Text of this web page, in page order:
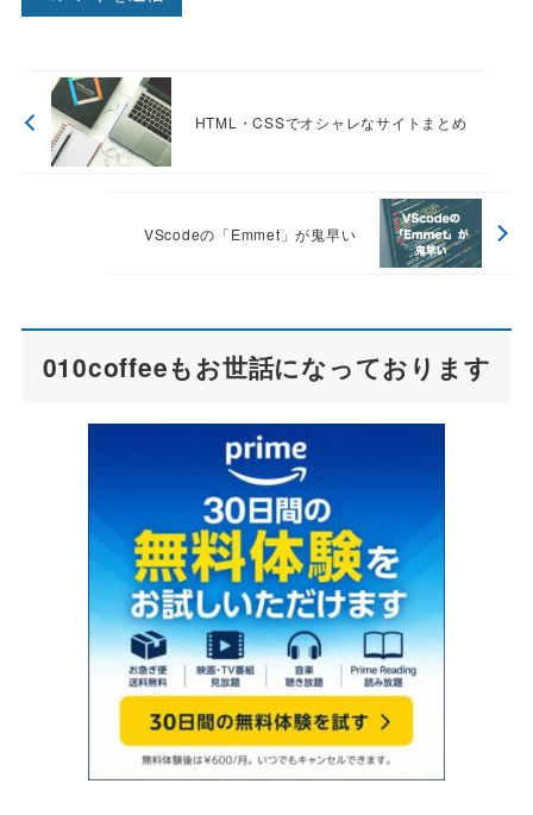
HTML・CSSでオシャレなサイトまとめ
VScodeの「Emmet」が鬼早い
010coffeeもお世話になっております